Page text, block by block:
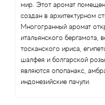
мир. Этот аромат
создан в архитектурном
Многогранный аромат
итальянского бергамота,
тосканского ириса,
шалфея и болгарской
являются опопанакс,
индонезийские пачули.
Annick Goutal
Antonia's Flowers
Antonio Banderas
Antonio Puig